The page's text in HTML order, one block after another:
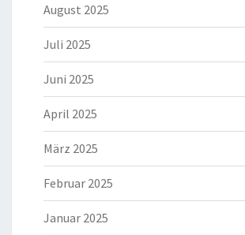
August 2025
Juli 2025
Juni 2025
April 2025
März 2025
Februar 2025
Januar 2025